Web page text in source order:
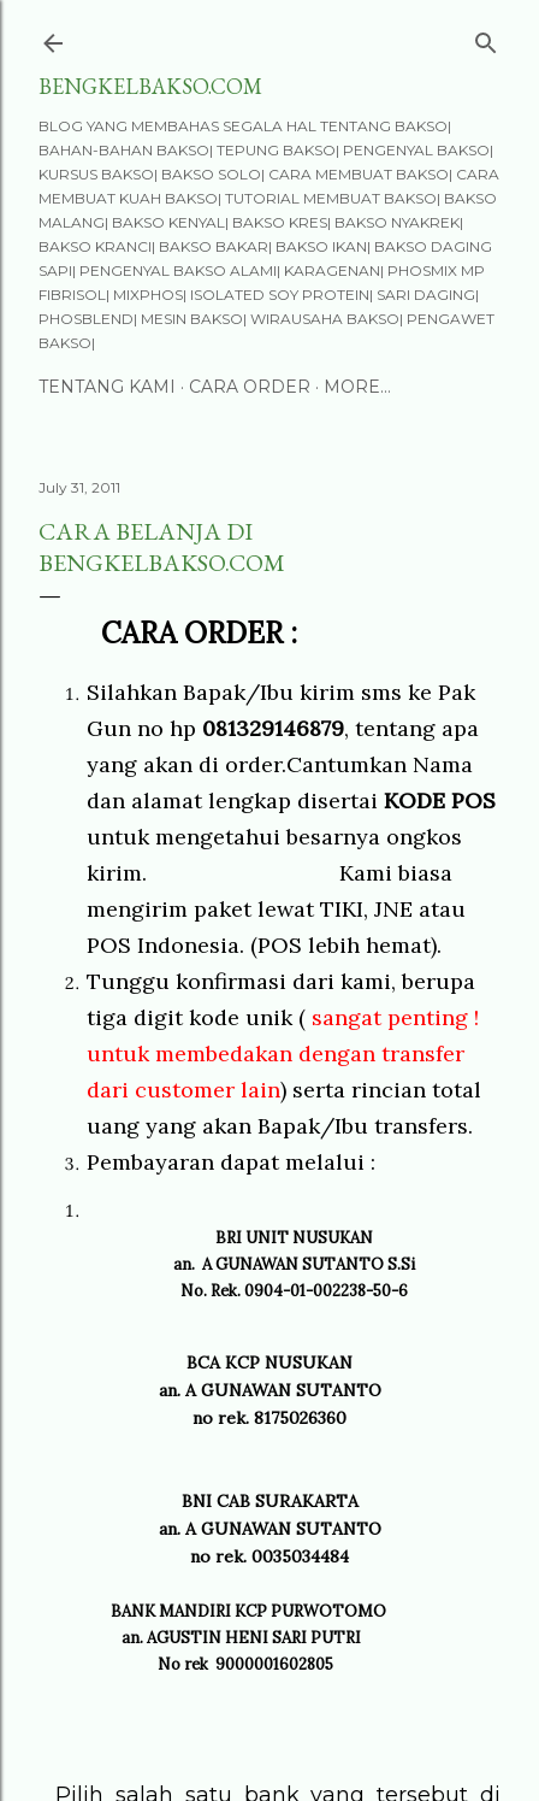
BENGKELBAKSO.COM
BLOG YANG MEMBAHAS SEGALA HAL TENTANG BAKSO|
BAHAN-BAHAN BAKSO| TEPUNG BAKSO| PENGENYAL BAKSO|
KURSUS BAKSO| BAKSO SOLO| CARA MEMBUAT BAKSO| CARA
MEMBUAT KUAH BAKSO| TUTORIAL MEMBUAT BAKSO| BAKSO
MALANG| BAKSO KENYAL| BAKSO KRES| BAKSO NYAKREK|
BAKSO KRANCI| BAKSO BAKAR| BAKSO IKAN| BAKSO DAGING
SAPI| PENGENYAL BAKSO ALAMI| KARAGENAN| PHOSMIX MP
FIBRISOL| MIXPHOS| ISOLATED SOY PROTEIN| SARI DAGING|
PHOSBLEND| MESIN BAKSO| WIRAUSAHA BAKSO| PENGAWET
BAKSO|
TENTANG KAMI CARA ORDER MORE…
July 31, 2011
CARA BELANJA DI
BENGKELBAKSO.COM
CARA ORDER :
Silahkan Bapak/Ibu kirim sms ke Pak
Gun no hp 081329146879, tentang apa
yang akan di order.Cantumkan Nama
dan alamat lengkap disertai KODE POS
untuk mengetahui besarnya ongkos
kirim. Kami biasa
mengirim paket lewat TIKI, JNE atau
POS Indonesia. (POS lebih hemat).
Tunggu konfirmasi dari kami, berupa
tiga digit kode unik ( sangat penting !
untuk membedakan dengan transfer
dari customer lain) serta rincian total
uang yang akan Bapak/Ibu transfers.
Pembayaran dapat melalui :
BRI UNIT NUSUKAN
an. A GUNAWAN SUTANTO S.Si
No. Rek. 0904-01-002238-50-6
BCA KCP NUSUKAN
an. A GUNAWAN SUTANTO
no rek. 8175026360
BNI CAB SURAKARTA
an. A GUNAWAN SUTANTO
no rek. 0035034484
BANK MANDIRI KCP PURWOTOMO
an. AGUSTIN HENI SARI PUTRI
No rek 9000001602805
Pilih salah satu bank yang tersebut di